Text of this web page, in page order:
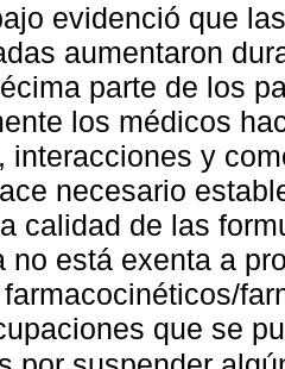
evidenció que
aumentaron
parte de los
los médicos
interacciones y
necesario
calidad de las
no está exenta a
que se